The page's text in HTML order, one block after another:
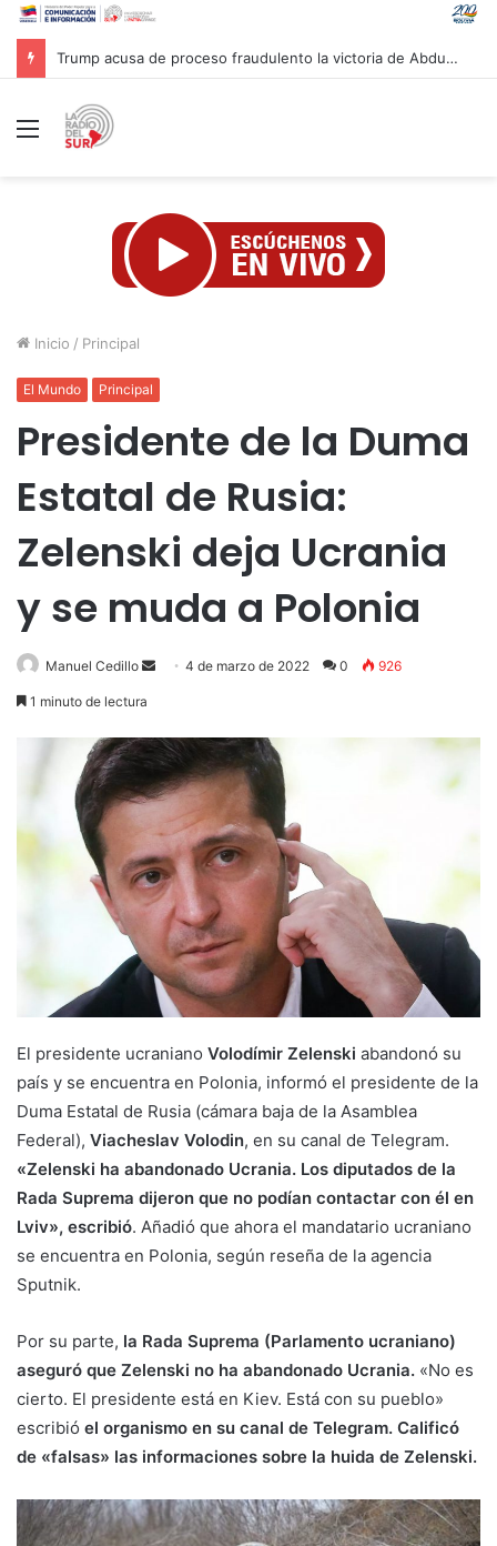
Gobierno venezolano avanza en la reconstrucción de unas 13 mil viviendas afectadas por sismos
Menú
Inicio / Principal
El Mundo Principal
Presidente de la Duma
Estatal de Rusia:
Zelenski deja Ucrania
y se muda a Polonia
Manuel Cedillo
Send4 de marzo de 2022 0 926
1 minuto de lectura
El presidente ucraniano Volodímir Zelenski abandonó su
país y se encuentra en Polonia, informó el presidente de la
Duma Estatal de Rusia (cámara baja de la Asamblea
Federal), Viacheslav Volodin, en su canal de Telegram.
«Zelenski ha abandonado Ucrania. Los diputados de la
Rada Suprema dijeron que no podían contactar con él en
Lviv», escribió. Añadió que ahora el mandatario ucraniano
se encuentra en Polonia, según reseña de la agencia
Sputnik.
Por su parte, la Rada Suprema (Parlamento ucraniano)
aseguró que Zelenski no ha abandonado Ucrania. «No es
cierto. El presidente está en Kiev. Está con su pueblo»
escribió el organismo en su canal de Telegram. Calificó
de «falsas» las informaciones sobre la huida de Zelenski.